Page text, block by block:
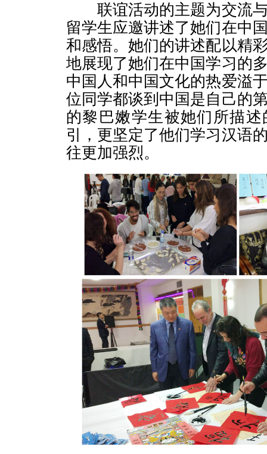
联谊活动的主题为交流与
留学生应邀讲述了她们在中
和感悟。她们的讲述配以精
地展现了她们在中国学习的
中国人和中国文化的热爱溢
位同学都谈到中国是自己的
的黎巴嫩学生被她们所描
引，更坚定了他们学习汉语
往更加强烈。